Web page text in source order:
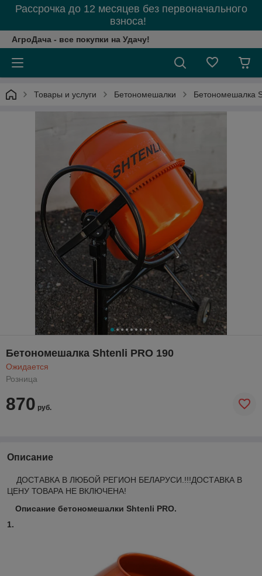
Рассрочка до 12 месяцев без первоначального
взноса!
АгроДача - все покупки на Удачу!
Товары и услуги Бетономешалки Бетономешалка
Бетономешалка Shtenli PRO 190
Ожидается
Розница
870 руб.
Описание
ДОСТАВКА В ЛЮБОЙ РЕГИОН БЕЛАРУСИ.!!!ДОСТАВКА В
ЦЕНУ ТОВАРА НЕ ВКЛЮЧЕНА!
Описание бетономешалки Shtenli PRO.
1.